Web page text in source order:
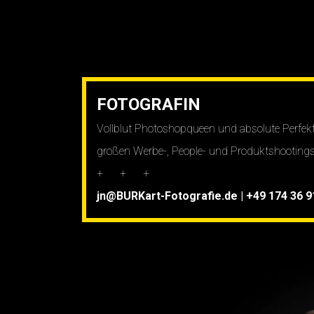
FOTOGRAFIN
Vollblut Photoshopqueen und absolute
großen Werbe-, People- und
+ + +
jn@BURKart-Fotografie.de | +49 174 36